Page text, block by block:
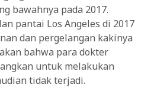
bawahnya pada 2017.
pantai Los Angeles di 2017
dan pergelangan kakinya
bahwa para dokter
untuk melakukan
tidak terjadi.